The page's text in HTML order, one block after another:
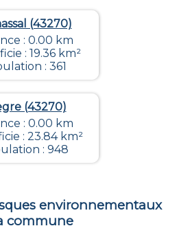
(43270)
: 0.00 km
: 19.36 km²
: 361
(43270)
: 0.00 km
: 23.84 km²
: 948
environnementaux
commune